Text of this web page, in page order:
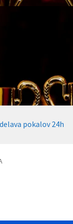
pokalov 24h
Galerija pokali